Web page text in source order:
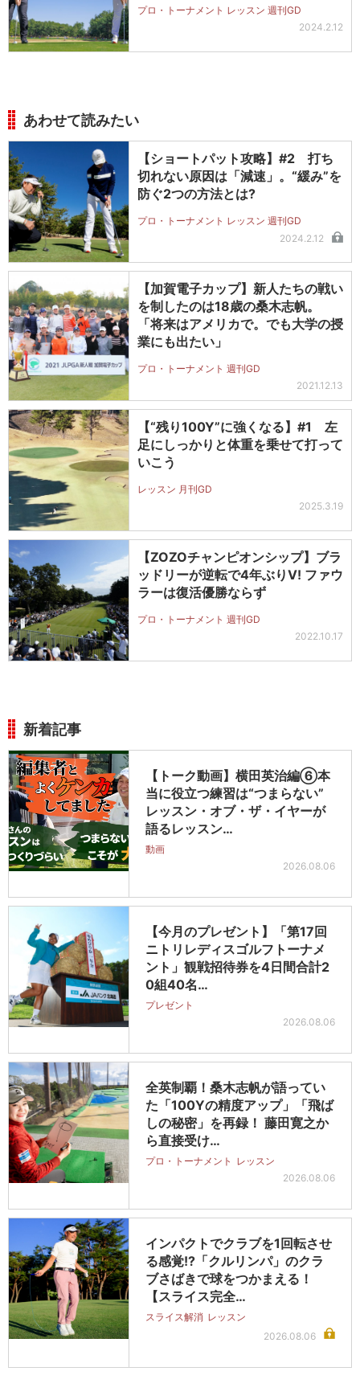
プロ・トーナメント レッスン 週刊GD
2024.2.12
あわせて読みたい
【ショートパット攻略】#2 打ち
切れない原因は「減速」。“緩み”を
防ぐ2つの方法とは?
プロ・トーナメント レッスン 週刊GD
2024.2.12
【加賀電子カップ】新人たちの戦い
を制したのは18歳の桑木志帆。
「将来はアメリカで。でも大学の授
業にも出たい」
プロ・トーナメント 週刊GD
2021.12.13
【“残り100Y”に強くなる】#1 左
足にしっかりと体重を乗せて打って
いこう
レッスン 月刊GD
2025.3.19
【ZOZOチャンピオンシップ】ブラ
ッドリーが逆転で4年ぶりV! ファウ
ラーは復活優勝ならず
プロ・トーナメント 週刊GD
2022.10.17
新着記事
【トーク動画】横田英治編⑥本
当に役立つ練習は“つまらない”
レッスン・オブ・ザ・イヤーが
語るレッスン…
動画
2026.08.06
【今月のプレゼント】「第17回
ニトリレディスゴルフトーナメ
ント」観戦招待券を4日間合計2
0組40名…
プレゼント
2026.08.06
全英制覇！桑木志帆が語ってい
た「100Yの精度アップ」「飛ば
しの秘密」を再録！ 藤田寛之か
ら直接受け…
プロ・トーナメント レッスン
2026.08.06
インパクトでクラブを1回転させ
る感覚!?「クルリンパ」のクラ
ブさばきで球をつかまえる！
【スライス完全…
スライス解消 レッスン
2026.08.06